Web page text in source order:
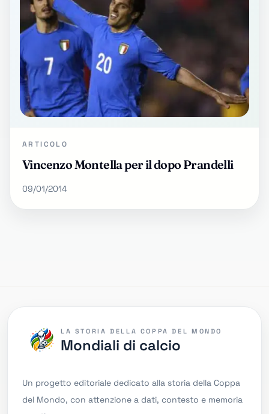
ARTICOLO
Vincenzo Montella per il dopo Prandelli
09/01/2014
LA STORIA DELLA COPPA DEL MONDO
Mondiali di calcio
Un progetto editoriale dedicato alla storia della Coppa
del Mondo, con attenzione a dati, contesto e memoria